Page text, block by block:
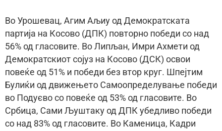
Во Урошевац, Агим Аљиу од Демократската
партија на Косово (ДПК) повторно победи со над
56% од гласовите. Во Липљан, Имри Ахмети од
Демократскиот сојуз на Косово (ДСК) освои
повеќе од 51% и победи без втор круг. Шпејтим
Булиќи од движењето Самоопределување победи
во Подуєво со повеќе од 53% од гласовите. Во
Србица, Сами Љуштаку од ДПК убедливо победи
со над 83% од гласовите. Во Каменица, Кадри